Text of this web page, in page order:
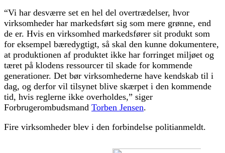
“Vi har desværre set en hel del overtrædelser, hvor
virksomheder har markedsført sig som mere grønne, end
de er. Hvis en virksomhed markedsfører sit produkt som
for eksempel bæredygtigt, så skal den kunne dokumentere,
at produktionen af produktet ikke har forringet miljøet og
tæret på klodens ressourcer til skade for kommende
generationer. Det bør virksomhederne have kendskab til i
dag, og derfor vil tilsynet blive skærpet i den kommende
tid, hvis reglerne ikke overholdes,” siger
Forbrugerombudsmand Torben Jensen.
Fire virksomheder blev i den forbindelse politianmeldt.